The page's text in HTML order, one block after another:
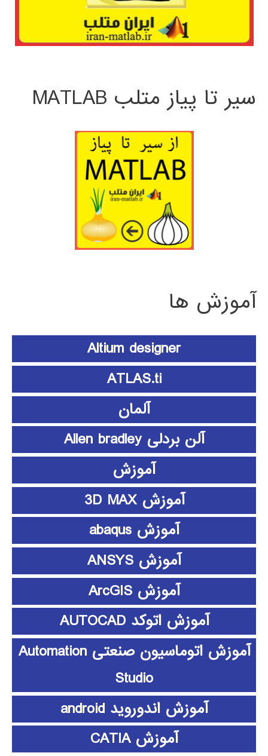
سیر تا پیاز متلب MATLAB
آموزش ها
Altium designer
ATLAS.ti
آلمان
آلن بردلی Allen bradley
آموزش
آموزش 3D MAX
آموزش abaqus
آموزش ANSYS
آموزش ArcGIS
آموزش اتوکد AUTOCAD
آموزش اتوماسیون صنعتی Automation
Studio
آموزش اندوروید android
آموزش CATIA